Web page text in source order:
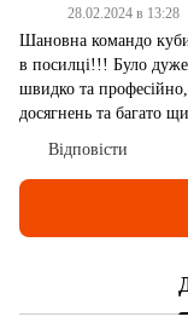
28.02.2024 в 13:28
Шановна командо
в посилці!!! Було
швидко та
досягнень та багато
Відповісти